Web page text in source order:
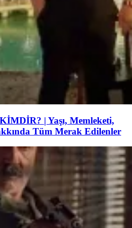
| Yaşı, Memleketi,
Tüm Merak Edilenler